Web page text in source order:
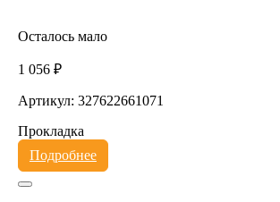
Осталось мало
1 056 ₽
Артикул: 327622661071
Прокладка
Подробнее